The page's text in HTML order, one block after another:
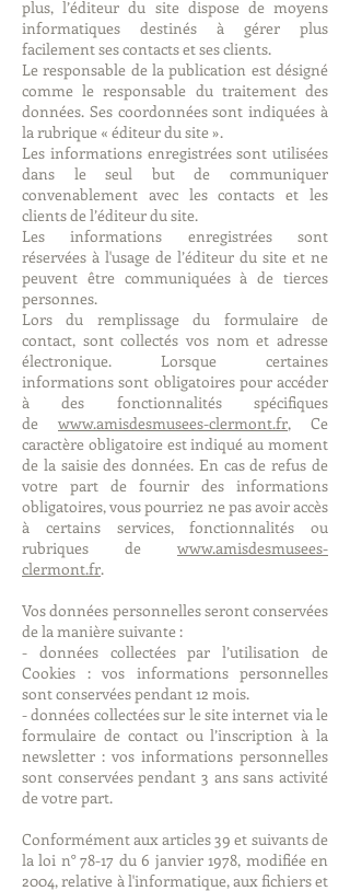
plus, l’éditeur du site dispose de moyens
informatiques destinés à gérer plus
facilement ses contacts et ses clients.
Le responsable de la publication est désigné
comme le responsable du traitement des
données. Ses coordonnées sont indiquées à
la rubrique « éditeur du site ».
Les informations enregistrées sont utilisées
dans le seul but de communiquer
convenablement avec les contacts et les
clients de l’éditeur du site.
Les informations enregistrées sont
réservées à l'usage de l’éditeur du site et ne
peuvent être communiquées à de tierces
personnes.
Lors du remplissage du formulaire de
contact, sont collectés vos nom et adresse
électronique. Lorsque certaines
informations sont obligatoires pour accéder
à des fonctionnalités spécifiques
de www.amisdesmusees-clermont.fr, Ce
caractère obligatoire est indiqué au moment
de la saisie des données. En cas de refus de
votre part de fournir des informations
obligatoires, vous pourriez ne pas avoir accès
à certains services, fonctionnalités ou
rubriques de www.amisdesmusees-
clermont.fr.
Vos données personnelles seront conservées
de la manière suivante :
- données collectées par l’utilisation de
Cookies : vos informations personnelles
sont conservées pendant 12 mois.
- données collectées sur le site internet via le
formulaire de contact ou l’inscription à la
newsletter : vos informations personnelles
sont conservées pendant 3 ans sans activité
de votre part.
Conformément aux articles 39 et suivants de
la loi n° 78-17 du 6 janvier 1978, modifiée en
2004, relative à l'informatique, aux fichiers et